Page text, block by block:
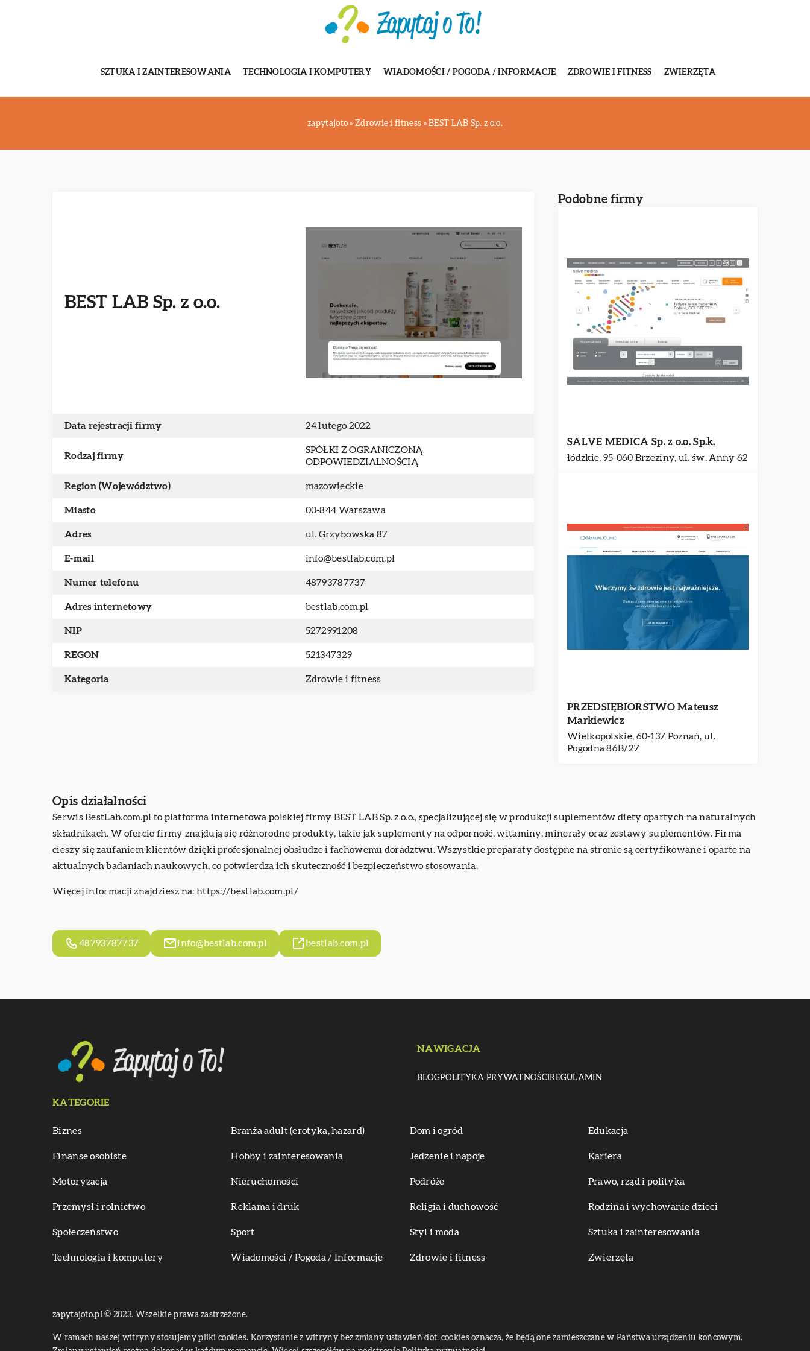
SZTUKA I ZAINTERESOWANIA TECHNOLOGIA I KOMPUTERY WIADOMOŚCI / POGODA / INFORMACJE ZDROWIE I FITNESS ZWIERZĘTA
zapytajoto »Zdrowie i fitness »BEST LAB Sp. z o.o.
BEST LAB Sp. z o.o.
Data rejestracji firmy 24 lutego 2022
Rodzaj firmy
SPÓŁKI Z OGRANICZONĄ
ODPOWIEDZIALNOŚCIĄ
Region (Województwo) mazowieckie
Miasto 00-844 Warszawa
Adres ul. Grzybowska 87
E-mail info@bestlab.com.pl
Numer telefonu 48793787737
Adres internetowy bestlab.com.pl
NIP 5272991208
REGON 521347329
Kategoria Zdrowie i fitness
Podobne firmy
SALVE MEDICA Sp. z o.o. Sp.k.
łódzkie, 95-060 Brzeziny, ul. św. Anny 62
PRZEDSIĘBIORSTWO Mateusz
Markiewicz
Wielkopolskie, 60-137 Poznań, ul.
Pogodna 86B/27
Opis działalności
Serwis BestLab.com.pl to platforma internetowa polskiej firmy BEST LAB Sp. z o.o., specjalizującej się w produkcji suplementów diety opartych na naturalnych
składnikach. W ofercie firmy znajdują się różnorodne produkty, takie jak suplementy na odporność, witaminy, minerały oraz zestawy suplementów. Firma
cieszy się zaufaniem klientów dzięki profesjonalnej obsłudze i fachowemu doradztwu. Wszystkie preparaty dostępne na stronie są certyfikowane i oparte na
aktualnych badaniach naukowych, co potwierdza ich skuteczność i bezpieczeństwo stosowania.
Więcej informacji znajdziesz na: https://bestlab.com.pl/
48793787737 info@bestlab.com.pl bestlab.com.pl
NAWIGACJA
BLOGPOLITYKA PRYWATNOŚCIREGULAMIN
KATEGORIE
Biznes Branża adult (erotyka, hazard) Dom i ogród Edukacja
Finanse osobiste Hobby i zainteresowania Jedzenie i napoje Kariera
Motoryzacja Nieruchomości Podróże Prawo, rząd i polityka
Przemysł i rolnictwo Reklama i druk Religia i duchowość Rodzina i wychowanie dzieci
Społeczeństwo Sport Styl i moda Sztuka i zainteresowania
Technologia i komputery Wiadomości / Pogoda / Informacje Zdrowie i fitness Zwierzęta
zapytajoto.pl © 2023. Wszelkie prawa zastrzeżone.
W ramach naszej witryny stosujemy pliki cookies. Korzystanie z witryny bez zmiany ustawień dot. cookies oznacza, że będą one zamieszczane w Państwa urządzeniu końcowym.